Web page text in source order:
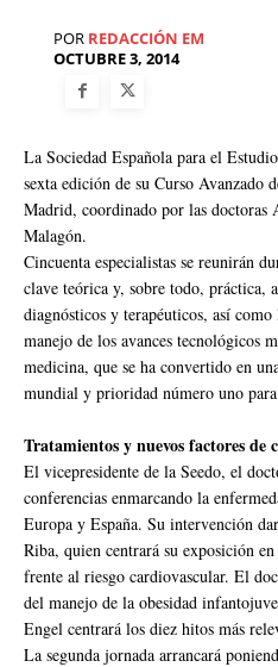
POR REDACCIÓN EM
OCTUBRE 3, 2014
La Sociedad Española para el
sexta edición de su Curso Avanzado
Madrid, coordinado por las
Malagón.
Cincuenta especialistas se reunirán
clave teórica y, sobre todo, práctica,
diagnósticos y terapéuticos, así
manejo de los avances tecnológicos
medicina, que se ha convertido en
mundial y prioridad número uno
Tratamientos y nuevos factores de
El vicepresidente de la Seedo, el
conferencias enmarcando la
Europa y España. Su intervención
Riba, quien centrará su exposición
frente al riesgo cardiovascular. El
del manejo de la obesidad
Engel centrará los diez hitos más
La segunda jornada arrancará